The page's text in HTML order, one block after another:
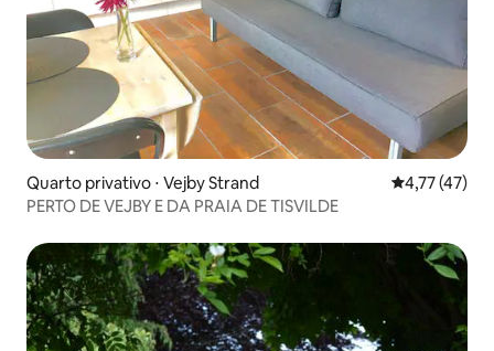
Quarto privativo ⋅ Vejby Strand 4,77 de uma
4,77 (47)
PERTO DE VEJBY E DA PRAIA DE TISVILDE